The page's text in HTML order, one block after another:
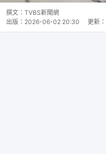
撰文： TVBS新聞網
出版： 2026-06-02 20:30 更新：